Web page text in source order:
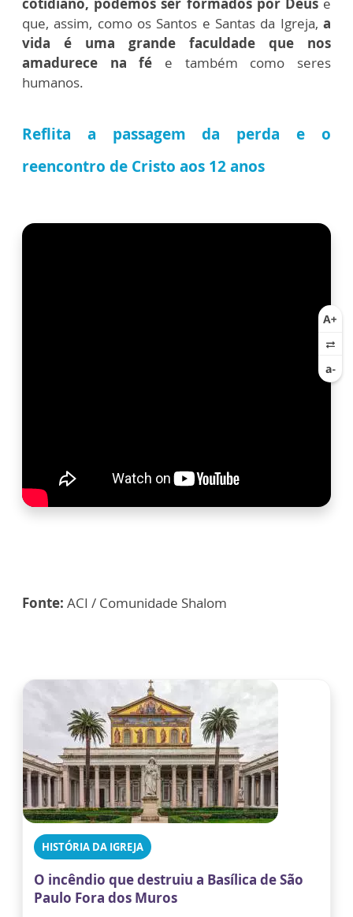
que, assim, como os Santos e Santas da Igreja, a
vida é uma grande faculdade que nos
amadurece na fé e também como seres
humanos.
Reflita a passagem da perda e o
reencontro de Cristo aos 12 anos
Fonte: ACI / Comunidade Shalom
HISTÓRIA DA IGREJA
O incêndio que destruiu a Basílica de São
Paulo Fora dos Muros